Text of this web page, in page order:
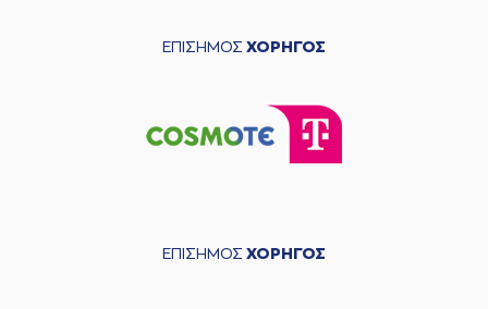
ΕΠΙΣΗΜΟΣ ΧΟΡΗΓΟΣ
ΕΠΙΣΗΜΟΣ ΧΟΡΗΓΟΣ